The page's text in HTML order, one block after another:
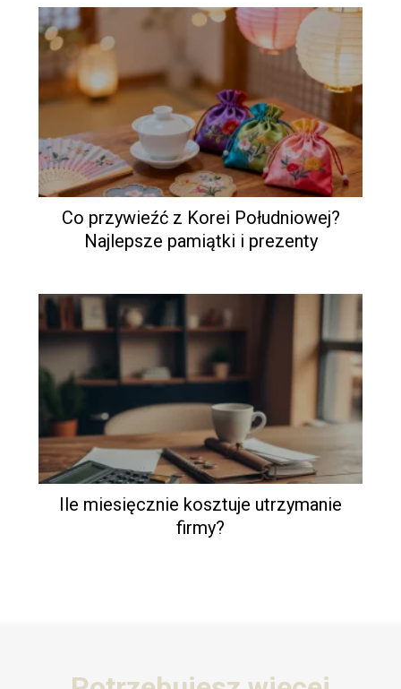
Co przywieźć z Korei Południowej?
Najlepsze pamiątki i prezenty
Ile miesięcznie kosztuje utrzymanie
firmy?